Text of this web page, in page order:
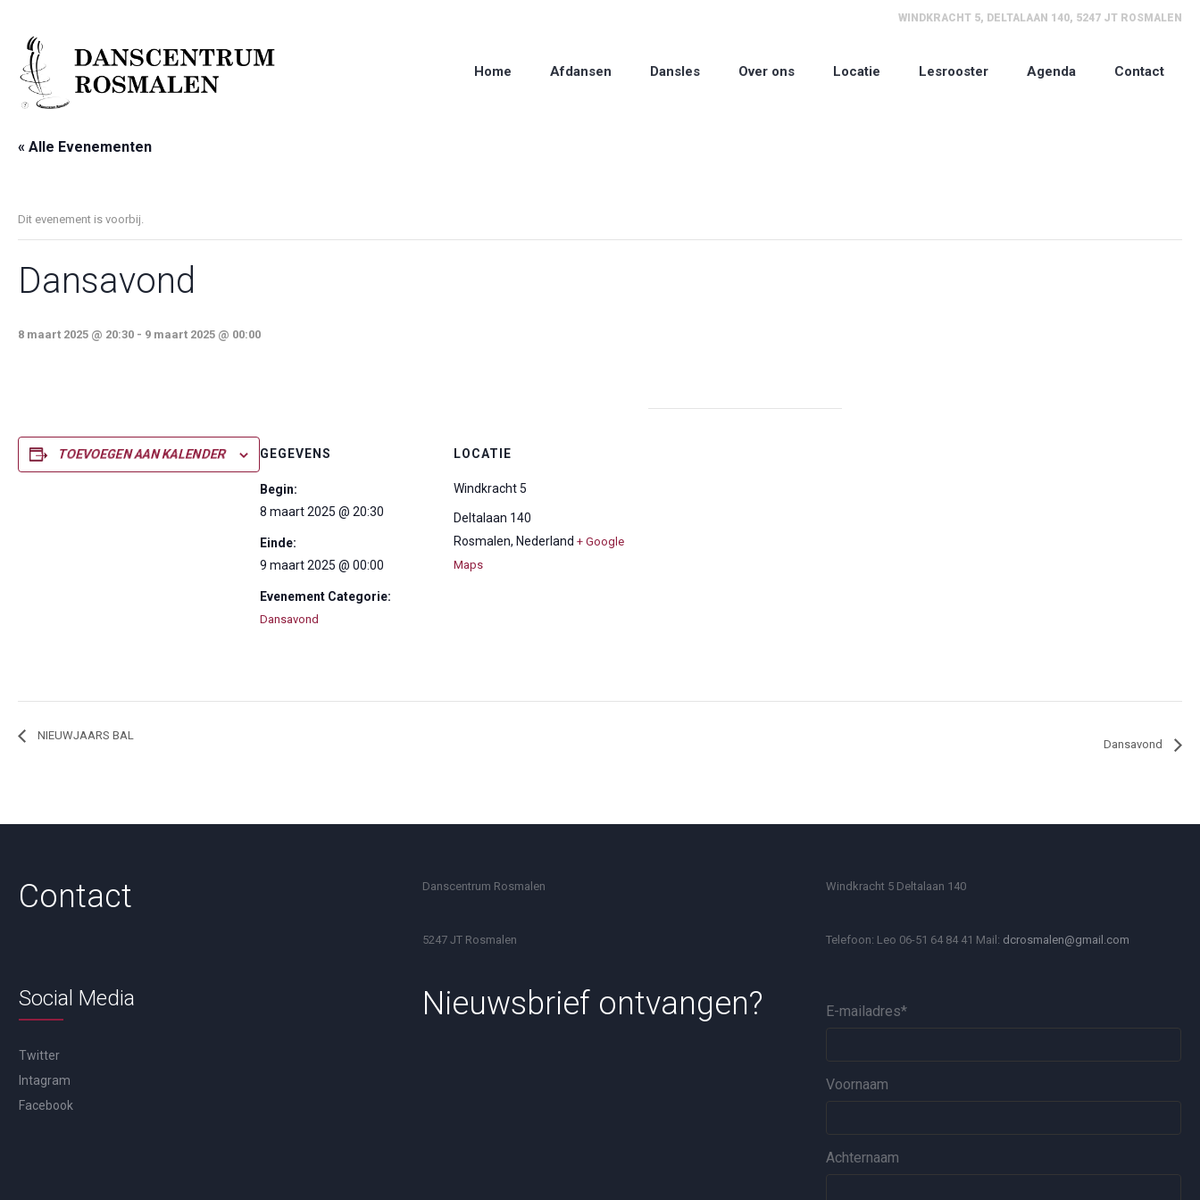
WINDKRACHT 5, DELTALAAN 140, 5247 JT ROSMALEN
Home Afdansen Dansles Over ons Locatie Lesrooster Agenda Contact
« Alle Evenementen
Dit evenement is voorbij.
Dansavond
8 maart 2025 @ 20:30 - 9 maart 2025 @ 00:00
TOEVOEGEN AAN KALENDER GEGEVENS
Begin:
8 maart 2025 @ 20:30
Einde:
9 maart 2025 @ 00:00
Evenement Categorie:
Dansavond
LOCATIE
Windkracht 5
Deltalaan 140
Rosmalen, Nederland + Google
Maps
NIEUWJAARS BAL
Dansavond
Contact Danscentrum Rosmalen Windkracht 5 Deltalaan 140
5247 JT Rosmalen Telefoon: Leo 06-51 64 84 41 Mail: dcrosmalen@gmail.com
Social Media
Twitter
Intagram
Facebook
Nieuwsbrief ontvangen? E-mailadres*
Voornaam
Achternaam